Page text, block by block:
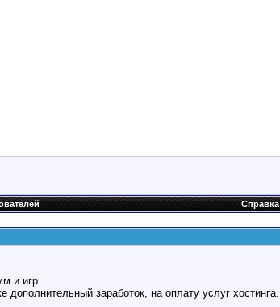
Справка
и игр.
заработок, на оплату услуг хостинга.